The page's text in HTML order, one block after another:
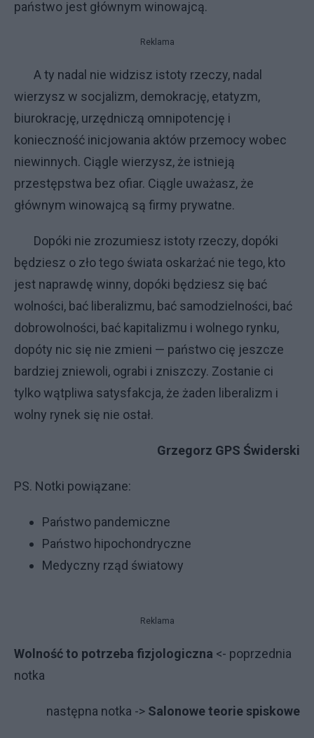
państwo jest głównym winowajcą.
Reklama
A ty nadal nie widzisz istoty rzeczy, nadal
wierzysz w socjalizm, demokrację, etatyzm,
biurokrację, urzędniczą omnipotencję i
konieczność inicjowania aktów przemocy wobec
niewinnych. Ciągle wierzysz, że istnieją
przestępstwa bez ofiar. Ciągle uważasz, że
głównym winowajcą są firmy prywatne.
Dopóki nie zrozumiesz istoty rzeczy, dopóki
będziesz o zło tego świata oskarżać nie tego, kto
jest naprawdę winny, dopóki będziesz się bać
wolności, bać liberalizmu, bać samodzielności, bać
dobrowolności, bać kapitalizmu i wolnego rynku,
dopóty nic się nie zmieni — państwo cię jeszcze
bardziej zniewoli, ograbi i zniszczy. Zostanie ci
tylko wątpliwa satysfakcja, że żaden liberalizm i
wolny rynek się nie ostał.
Grzegorz GPS Świderski
PS. Notki powiązane:
Państwo pandemiczne
Państwo hipochondryczne
Medyczny rząd światowy
Reklama
Wolność to potrzeba fizjologiczna <- poprzednia
notka
następna notka -> Salonowe teorie spiskowe